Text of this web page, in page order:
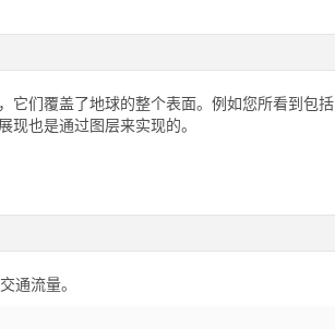
它们覆盖了地球的整个表面。例如您所看到包括
也是通过图层来实现的。
通流量。